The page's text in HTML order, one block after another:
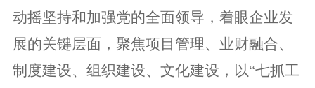
动摇坚持和加强党的全面领导，着眼企业发
展的关键层面，聚焦项目管理、业财融合、
制度建设、组织建设、文化建设，以“七抓工